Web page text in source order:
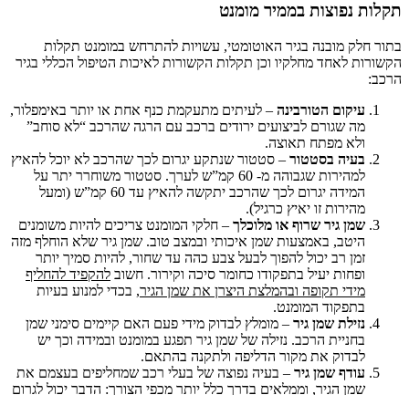
תקלות נפוצות בממיר מומנט
בתור חלק מובנה בגיר האוטומטי, עשויות להתרחש במומנט תקלות
הקשורות לאחד מחלקיו וכן תקלות הקשורות לאיכות הטיפול הכללי בגיר
הרכב:
עיקום הטורבינה – לעיתים מתעקמת כנף אחת או יותר באימפלור,
מה שגורם לביצועים ירודים ברכב עם הרגה שהרכב “לא סוחב”
ולא מפתח תאוצה.
בעיה בסטטור – סטטור שנתקע יגרום לכך שהרכב לא יוכל להאיץ
למהירות שגבוהה מ- 60 קמ”ש לערך. סטטור משוחרר יתר על
המידה יגרום לכך שהרכב יתקשה להאיץ עד 60 קמ”ש (ומעל
מהירות זו יאיץ כרגיל).
שמן גיר שרוף או מלוכלך – חלקי המומנט צריכים להיות משומנים
היטב, באמצעות שמן איכותי ובמצב טוב. שמן גיר שלא הוחלף מזה
זמן רב יכול להפוך לבעל צבע כהה עד שחור, להיות סמיך יותר
ופחות יעיל בתפקודו כחומר סיכה וקירור. חשוב להקפיד להחליף
מידי תקופה ובהמלצת היצרן את שמן הגיר, בכדי למנוע בעיות
בתפקוד המומנט.
נזילת שמן גיר – מומלץ לבדוק מידי פעם האם קיימים סימני שמן
בחניית הרכב. נזילה של שמן גיר תפגע במומנט ובמידה וכך יש
לבדוק את מקור הדליפה ולתקנה בהתאם.
עודף שמן גיר – בעיה נפוצה של בעלי רכב שמחליפים בעצמם את
שמן הגיר, וממלאים בדרך כלל יותר מכפי הצורך: הדבר יכול לגרום